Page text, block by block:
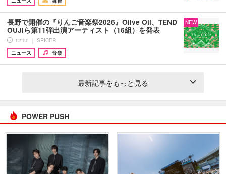
長野で開催の『りんご音楽祭2026』Olive Oil、TEND
OUJIら第11弾出演アーティスト（16組）を発表
12:00 ｜ SPICER
ニュース
音楽
NEW
最新記事をもっと見る
POWER PUSH